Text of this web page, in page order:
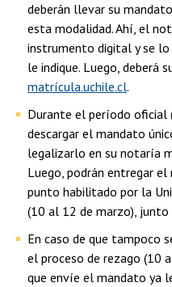
deberán llevar su
esta modalidad. Ahí, el
instrumento digital y se
le indique. Luego, deberá
matrícula.uchile.cl.
Durante el período oficial
descargar el mandato
legalizarlo en su notaría
Luego, podrán entregar
punto habilitado por la
(10 al 12 de marzo), junto
En caso de que tampoco
el proceso de rezago (10
que envíe el mandato ya